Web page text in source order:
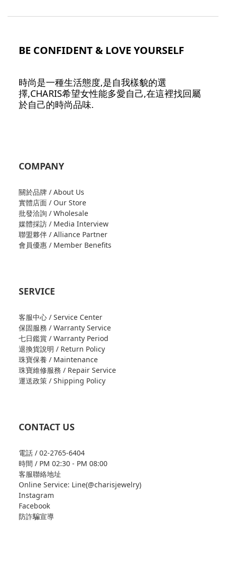
BE CONFIDENT & LOVE YOURSELF
時尚是一種生活態度,是自我樣貌的選
擇,CHARIS希望女性能多愛自己,在這裡找回屬
於自己的時尚品味.
COMPANY
關於品牌 / About Us
實體店面 / Our Store
批發洽詢 / Wholesale
媒體採訪 / Media Interview
聯盟夥伴 / Alliance Partner
會員優惠 / Member Benefits
SERVICE
客服中心 / Service Center
保固服務 / Warranty Service
七日鑑賞 / Warranty Period
退換貨說明 / Return Policy
珠寶保養 / Maintenance
珠寶維修服務 / Repair Service
運送政策 / Shipping Policy
CONTACT US
電話 / 02-2765-6404
時間 / PM 02:30 - PM 08:00
客服聯絡地址
Online Service: Line(@charisjewelry)
Instagram
Facebook
防詐騙宣導